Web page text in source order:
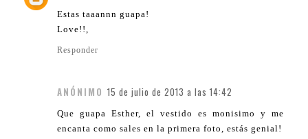
Estas taaannn guapa!
Love!!,
Responder
ANÓNIMO 15 de julio de 2013 a las 14:42
Que guapa Esther, el vestido es monisimo y me
encanta como sales en la primera foto, estás genial!